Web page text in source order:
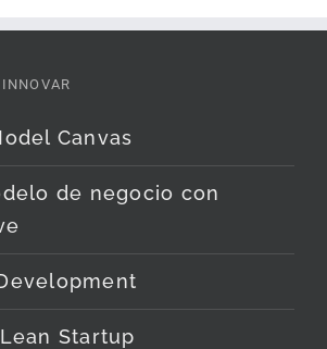
Canvas
de negocio con
Startup